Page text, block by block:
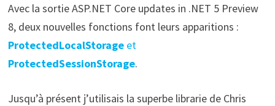
Avec la sortie ASP.NET Core updates in .NET 5 Preview
8, deux nouvelles fonctions font leurs apparitions :
ProtectedLocalStorage et
ProtectedSessionStorage.
Jusqu’à présent j’utilisais la superbe librarie de Chris